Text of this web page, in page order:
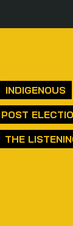
INDIGENOUS
POST
THE